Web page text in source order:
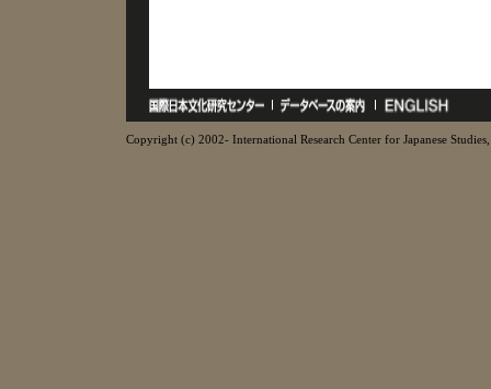
Copyright (c) 2002- International Research Center for Japanese